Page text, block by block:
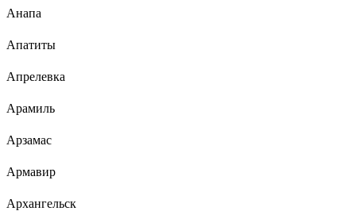
Анапа
Апатиты
Апрелевка
Арамиль
Арзамас
Армавир
Архангельск